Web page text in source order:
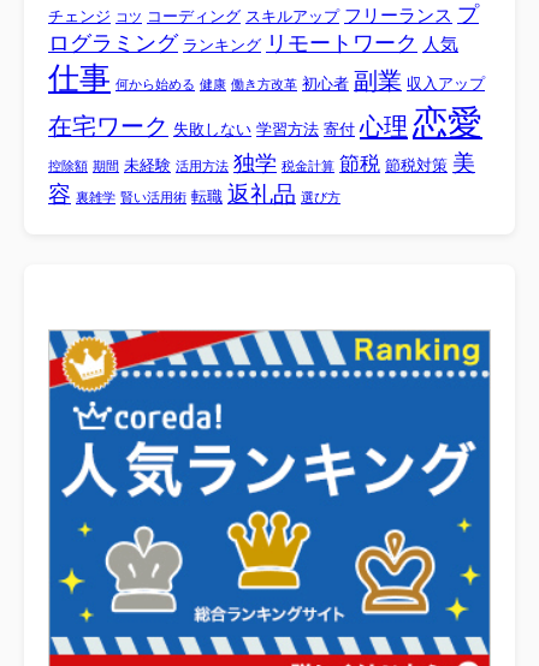
チェンジ コツ コーディング スキルアップ フリーランス プ
ログラミング ランキング リモートワーク 人気
仕事 何から始める 健康 働き方改革 初心者 副業 収入アップ
在宅ワーク 失敗しない 学習方法 寄付 心理 恋愛
控除額 期間 未経験 活用方法 独学 税金計算 節税 節税対策 美
容 裏雑学 賢い活用術 転職 返礼品 選び方